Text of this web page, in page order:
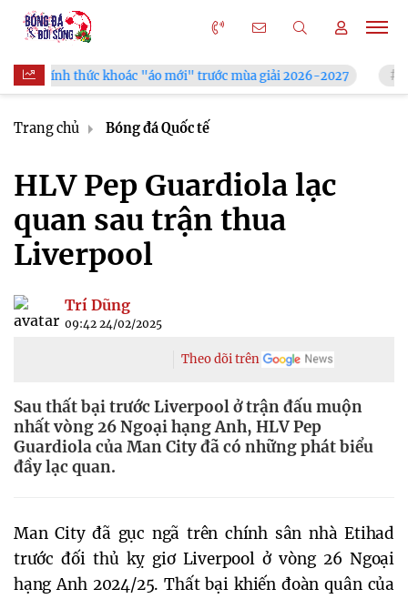
khoác "áo mới" trước mùa giải 2026-2027 Xã Hùng
Trang chủ Bóng đá Quốc tế
HLV Pep Guardiola lạc
quan sau trận thua
Liverpool
Trí Dũng
09:42 24/02/2025
Theo dõi trên
Sau thất bại trước Liverpool ở trận đấu muộn
nhất vòng 26 Ngoại hạng Anh, HLV Pep
Guardiola của Man City đã có những phát biểu
đầy lạc quan.
Man City đã gục ngã trên chính sân nhà Etihad
trước đối thủ kỵ giơ Liverpool ở vòng 26 Ngoại
hạng Anh 2024/25. Thất bại khiến đoàn quân của